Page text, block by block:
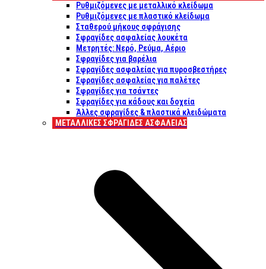
Ρυθμιζόμενες με μεταλλικό κλείδωμα
Ρυθμιζόμενες με πλαστικό κλείδωμα
Σταθερού μήκους σφράγισης
Σφραγίδες ασφαλείας λουκέτα
Μετρητές: Νερό, Ρεύμα, Αέριο
Σφραγίδες για βαρέλια
Σφραγίδες ασφαλείας για πυροσβεστήρες
Σφραγίδες ασφαλείας για παλέτες
Σφραγίδες για τσάντες
Σφραγίδες για κάδους και δοχεία
Άλλες σφραγίδες & πλαστικά κλειδώματα
ΜΕΤΑΛΛΙΚΕΣ ΣΦΡΑΓΙΔΕΣ ΑΣΦΑΛΕΙΑΣ